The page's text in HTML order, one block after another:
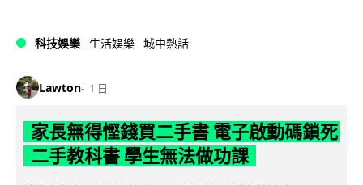
科技娛樂 生活娛樂 城中熱話
Lawton 1 日
家長無得慳錢買二手書 電子啟動碼鎖死
二手教科書 學生無法做功課